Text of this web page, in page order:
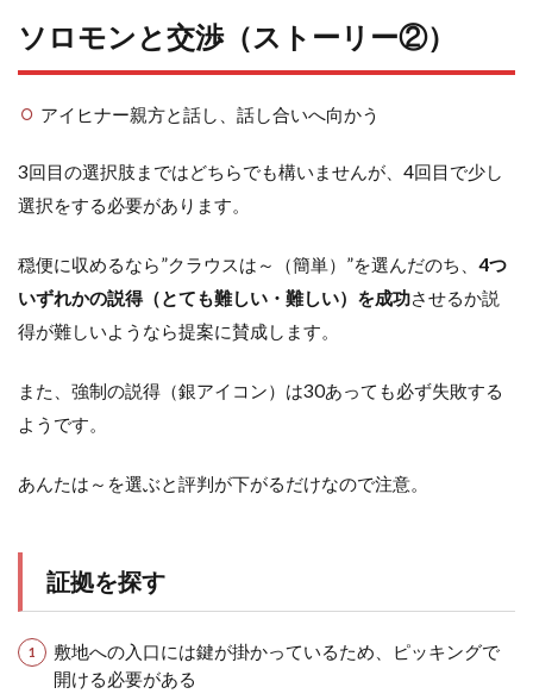
ソロモンと交渉（ストーリー②）
アイヒナー親方と話し、話し合いへ向かう
3回目の選択肢まではどちらでも構いませんが、4回目で少し
選択をする必要があります。
穏便に収めるなら”クラウスは～（簡単）”を選んだのち、 4つ
いずれかの説得（とても難しい・難しい）を成功させるか説
得が難しいようなら提案に賛成します。
また、強制の説得（銀アイコン）は30あっても必ず失敗する
ようです。
あんたは～を選ぶと評判が下がるだけなので注意。
証拠を探す
敷地への入口には鍵が掛かっているため、ピッキングで
開ける必要がある